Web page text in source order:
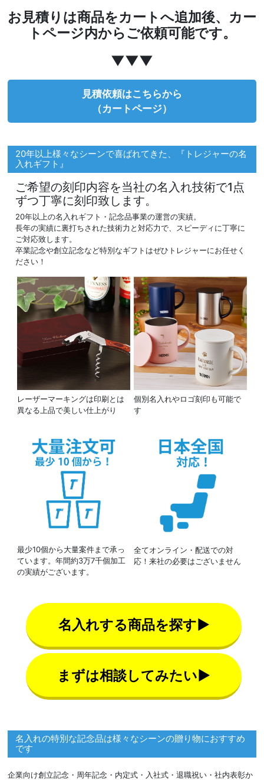
お見積りは商品をカートへ追加後、カー
トページ内からご依頼可能です。
▼▼▼
見積依頼はこちらから
（カートページ）
20年以上様々なシーンで喜ばれてきた、『トレジャーの名
入れギフト』
ご希望の刻印内容を当社の名入れ技術で1点
ずつ丁寧に刻印致します。
20年以上の名入れギフト・記念品事業の運営の実績。
長年の実績に裏打ちされた技術力と対応力で、スピーディに丁寧に
ご対応致します。
卒業記念や創立記念など特別なギフトはぜひトレジャーにお任せく
ださい！
レーザーマーキングは印刷とは
異なる上品で美しい仕上がり
個別名入れやロゴ刻印も可能で
す
最少10個から大量案件まで承っ
ています。年間約3万7千個加工
の実績がございます。
全てオンライン・配送での対
応！来社の必要はございません
名入れする商品を探す▶
まずは相談してみたい▶
名入れの特別な記念品は様々なシーンの贈り物におすすめ
です
企業向け創立記念・周年記念・内定式・入社式・退職祝い・社内表彰か